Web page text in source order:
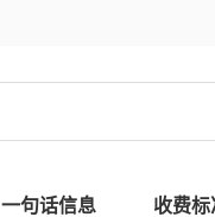
一句话信息 收费标